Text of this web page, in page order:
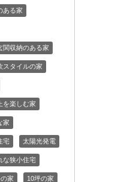
ある家
関収納のある家
スタイルの家
を楽しむ家
家
宅 太陽光発電
な狭小住宅
家 10坪の家